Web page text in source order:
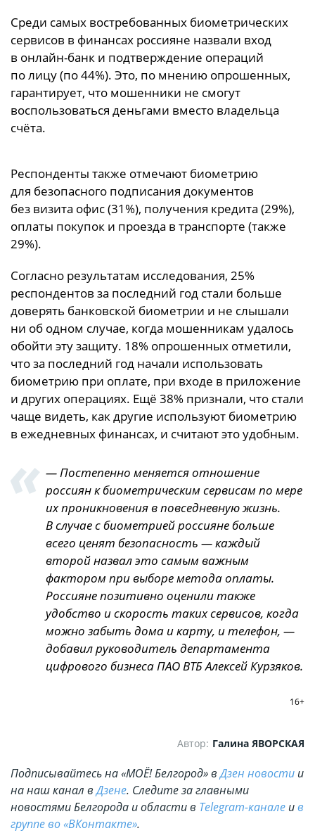
Среди самых востребованных биометрических
сервисов в финансах россияне назвали вход
в онлайн-банк и подтверждение операций
по лицу (по 44%). Это, по мнению опрошенных,
гарантирует, что мошенники не смогут
воспользоваться деньгами вместо владельца
счёта.
Респонденты также отмечают биометрию
для безопасного подписания документов
без визита офис (31%), получения кредита (29%),
оплаты покупок и проезда в транспорте (также
29%).
Согласно результатам исследования, 25%
респондентов за последний год стали больше
доверять банковской биометрии и не слышали
ни об одном случае, когда мошенникам удалось
обойти эту защиту. 18% опрошенных отметили,
что за последний год начали использовать
биометрию при оплате, при входе в приложение
и других операциях. Ещё 38% признали, что стали
чаще видеть, как другие используют биометрию
в ежедневных финансах, и считают это удобным.
— Постепенно меняется отношение
россиян к биометрическим сервисам по мере
их проникновения в повседневную жизнь.
В случае с биометрией россияне больше
всего ценят безопасность — каждый
второй назвал это самым важным
фактором при выборе метода оплаты.
Россияне позитивно оценили также
удобство и скорость таких сервисов, когда
можно забыть дома и карту, и телефон, —
добавил руководитель департамента
цифрового бизнеса ПАО ВТБ Алексей Курзяков.
16+
Автор: Галина ЯВОРСКАЯ
Подписывайтесь на «МОЁ! Белгород» вДзен новости и
на наш канал вДзене. Cледите за главными
новостями Белгорода и области в Telegram-канале ив
группе во «ВКонтакте».